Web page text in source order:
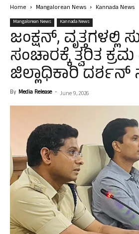
Home Mangalorean News Kannada News
Mangalorean News Kannada News
ಜಂಕ್ಷನ್, ವೃತ್ತಗಳಲ್ಲಿ
ಸಂಚಾರಕ್ಕೆ ತ್ವರಿತ ಕ್ರಮ
ಜಿಲ್ಲಾಧಿಕಾರಿ
By Media Release - June 9, 2026